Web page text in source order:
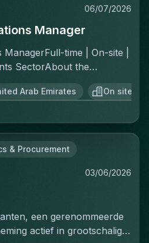
06/07/2026
Manager
time | On-site |
SectorAbout the
logistics chain for a
operation across two
fulfillment and
is a greenfield
operating
scratch. You report
Officer and will be
& Inventory
all inbound stock
Arab Emirates On site
& Procurement
03/06/2026
een gerenommeerde
actief in grootschalige